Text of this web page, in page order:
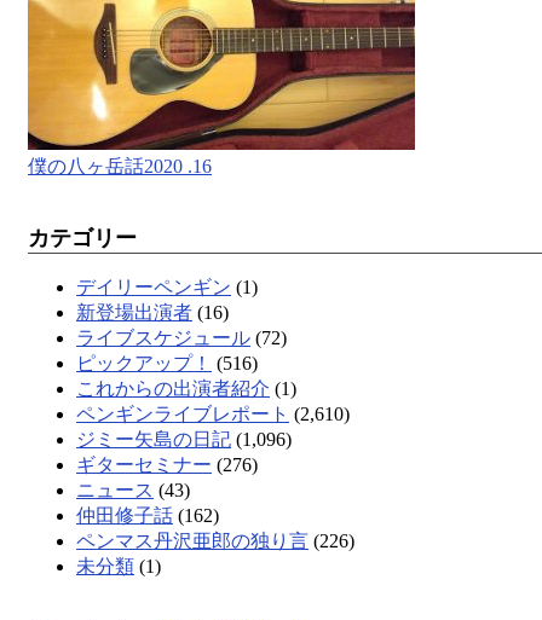
僕の八ヶ岳話2020 .16
カテゴリー
デイリーペンギン (1)
新登場出演者 (16)
ライブスケジュール (72)
ピックアップ！
(516)
これからの出演者紹介 (1)
ペンギンライブレポート (2,610)
ジミー矢島の日記 (1,096)
ギターセミナー (276)
ニュース (43)
仲田修子話 (162)
ペンマス丹沢亜郎の独り言 (226)
未分類 (1)